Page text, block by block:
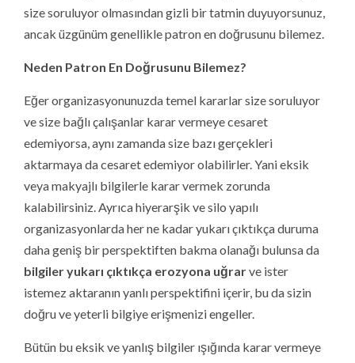
size soruluyor olmasından gizli bir tatmin duyuyorsunuz,
ancak üzgünüm genellikle patron en doğrusunu bilemez.
Neden Patron En Doğrusunu Bilemez?
Eğer organizasyonunuzda temel kararlar size soruluyor
ve size bağlı çalışanlar karar vermeye cesaret
edemiyorsa, aynı zamanda size bazı gerçekleri
aktarmaya da cesaret edemiyor olabilirler. Yani eksik
veya makyajlı bilgilerle karar vermek zorunda
kalabilirsiniz. Ayrıca hiyerarşik ve silo yapılı
organizasyonlarda her ne kadar yukarı çıktıkça duruma
daha geniş bir perspektiften bakma olanağı bulunsa da
bilgiler yukarı çıktıkça erozyona uğrarve ister
istemez aktaranın yanlı perspektifini içerir, bu da sizin
doğru ve yeterli bilgiye erişmenizi engeller.
Bütün bu eksik ve yanlış bilgiler ışığında karar vermeye